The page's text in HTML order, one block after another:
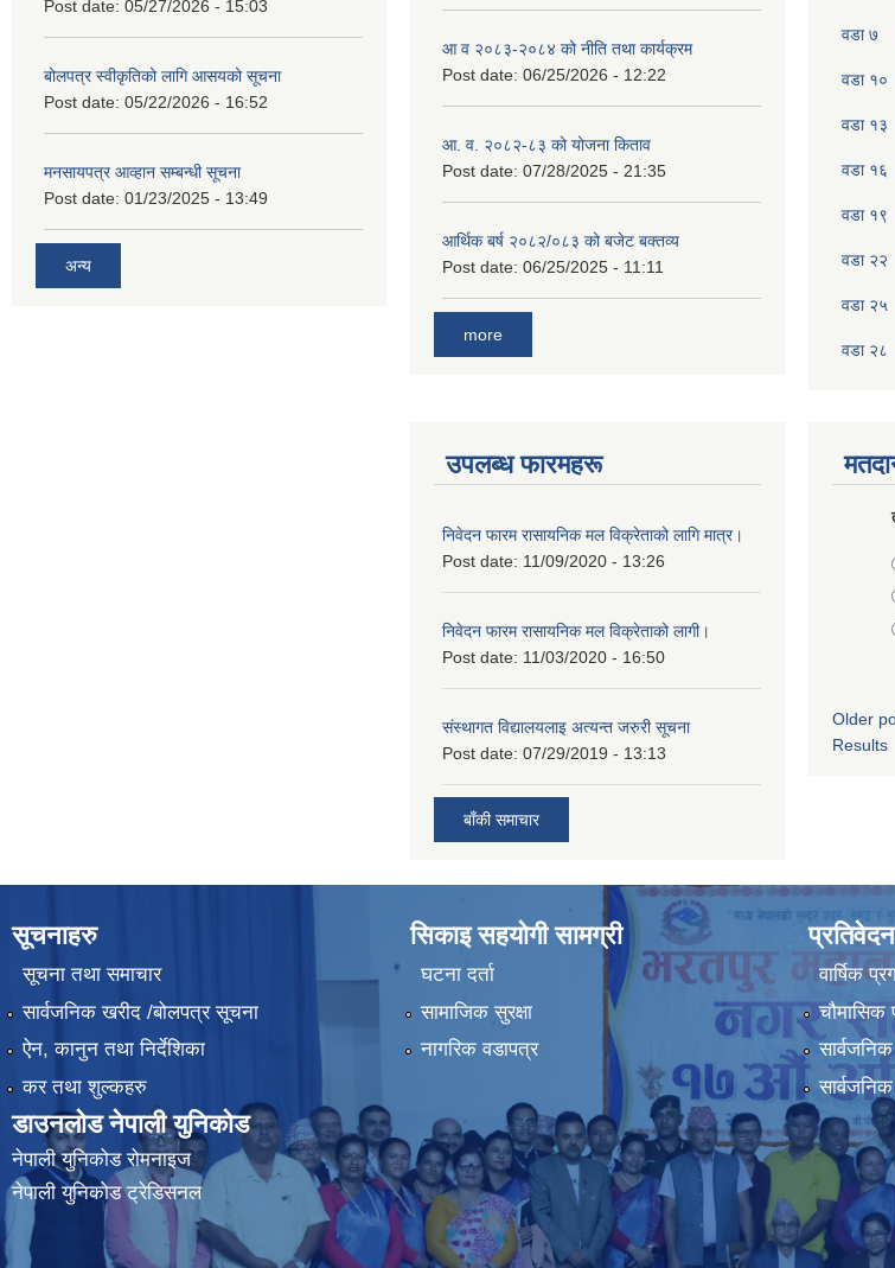
Post date: 05/27/2026 - 15:03
बोलपत्र स्वीकृतिको लागि आसयको सूचना
Post date: 05/22/2026 - 16:52
मनसायपत्र आव्हान सम्बन्धी सूचना
Post date: 01/23/2025 - 13:49
अन्य
आ व २०८३-२०८४ को नीति तथा कार्यक्रम
Post date: 06/25/2026 - 12:22
आ. व. २०८२-८३ को योजना किताव
Post date: 07/28/2025 - 21:35
आर्थिक बर्ष २०८२/०८३ को बजेट बक्तव्य
Post date: 06/25/2025 - 11:11
more
वडा ७
वडा १०
वडा १३
वडा १६
वडा १९
वडा २२
वडा २५
वडा २८
उपलब्ध फारमहरू
निवेदन फारम रासायनिक मल विक्रेताको लागि मात्र।
Post date: 11/09/2020 - 13:26
निवेदन फारम रासायनिक मल विक्रेताको लागी।
Post date: 11/03/2020 - 16:50
संस्थागत विद्यालयलाइ अत्यन्त जरुरी सूचना
Post date: 07/29/2019 - 13:13
बाँकी समाचार
Older
Results
सूचनाहरु
सूचना तथा समाचार
सार्वजनिक खरीद /बोलपत्र सूचना
ऐन, कानुन तथा निर्देशिका
कर तथा शुल्कहरु
डाउनलोड नेपाली युनिकोड
नेपाली युनिकोड रोमनाइज
नेपाली युनिकोड ट्रेडिसनल
सिकाइ सहयोगी सामग्री
घटना दर्ता
सामाजिक सुरक्षा
नागरिक वडापत्र
प्रतिवेदन
वार्षिक
चौमासिक
सार्वजनिक